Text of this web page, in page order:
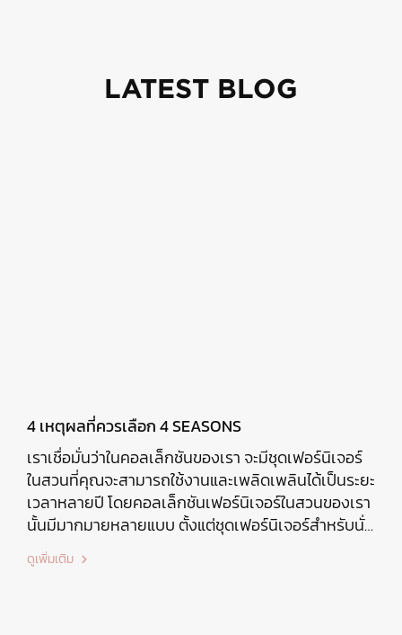
LATEST BLOG
4 เหตุผลที่ควรเลือก 4 SEASONS
เราเชื่อมั่นว่าในคอลเล็กชันของเรา จะมีชุดเฟอร์นิเจอร์
ในสวนที่คุณจะสามารถใช้งานและเพลิดเพลินได้เป็นระยะ
เวลาหลายปี โดยคอลเล็กชันเฟอร์นิเจอร์ในสวนของเรา
นั้นมีมากมายหลายแบบ ตั้งแต่ชุดเฟอร์นิเจอร์สำหรับนั่ง
เล่น ทานอาหารร่วมกัน หรือสำหรับสังสรรค์กันจนดึก
และมีตั้งแต่สไตล์คลาสสิก ไปจนถึงการออกแบบที่ทัน
ดูเพิ่มเติม